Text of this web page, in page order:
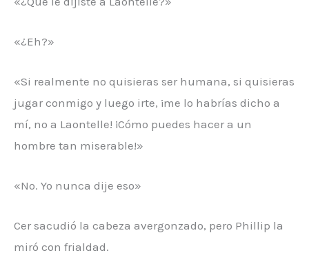
«¿Eh?»
«Si realmente no quisieras ser humana, si quisieras
jugar conmigo y luego irte, ¡me lo habrías dicho a
mí, no a Laontelle! ¡Cómo puedes hacer a un
hombre tan miserable!»
«No. Yo nunca dije eso»
Cer sacudió la cabeza avergonzado, pero Phillip la
miró con frialdad.